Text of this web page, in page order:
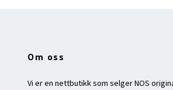
Om oss
Vi er en nettbutikk som selger NOS